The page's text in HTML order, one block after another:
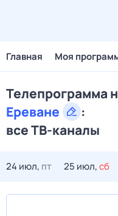
Главная Моя
Телепрограмма
Ереване
:
все ТВ-каналы
24 июл, пт 25 июл,сб